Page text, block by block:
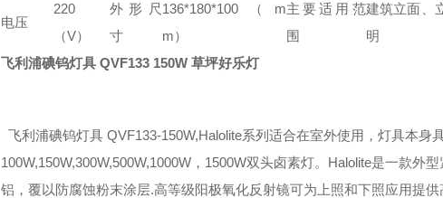
电压
220
（V）
外形尺
寸
136*180*100（m
m）
主要适用范
围
建筑立面、
明
飞利浦碘钨灯具 QVF133 150W 草坪好乐灯
飞利浦碘钨灯具 QVF133-150W,Halolite系列适合在室外使用，灯具本身
100W,150W,300W,500W,1000W，1500W双头卤素灯。Halolite是一款外
铝，覆以防腐蚀粉末涂层.高等级阳极氧化反射镜可为上照和下照应用提